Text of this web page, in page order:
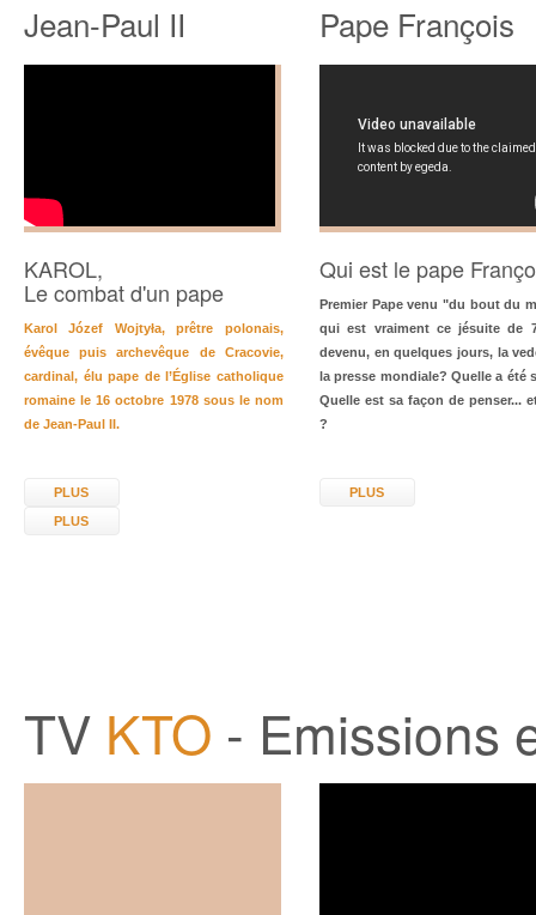
Jean-Paul II
KAROL,
Le combat d'un pape
Karol Józef Wojtyła, prêtre polonais,
évêque puis archevêque de Cracovie,
cardinal, élu pape de l’Église catholique
romaine le 16 octobre 1978 sous le nom
de Jean-Paul II.
PLUS
PLUS
Pape François
Qui est le pape
Premier Pape venu "du bout du
qui est vraiment ce jésuite de
devenu, en quelques jours, la
la presse mondiale? Quelle a été
Quelle est sa façon de penser...
?
PLUS
TV KTO - Emissions